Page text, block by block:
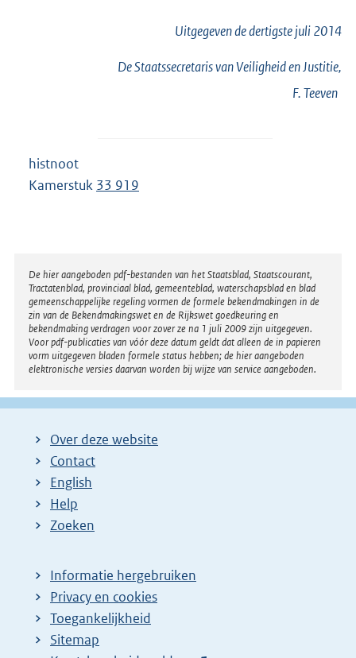
Uitgegeven dedertigstejuli 2014
De Staatssecretaris van Veiligheid en Justitie,
F.Teeven
histnoot
Kamerstuk 33 919
Disclaimer
De hier aangeboden pdf-bestanden van het Staatsblad, Staatscourant,
Tractatenblad, provinciaal blad, gemeenteblad, waterschapsblad en blad
gemeenschappelijke regeling vormen de formele bekendmakingen in de
zin van de Bekendmakingswet en de Rijkswet goedkeuring en
bekendmaking verdragen voor zover ze na 1 juli 2009 zijn uitgegeven.
Voor pdf-publicaties van vóór deze datum geldt dat alleen de in papieren
vorm uitgegeven bladen formele status hebben; de hier aangeboden
elektronische versies daarvan worden bij wijze van service aangeboden.
Over deze website
Contact
English
Help
Zoeken
Informatie hergebruiken
Privacy en cookies
Toegankelijkheid
Sitemap